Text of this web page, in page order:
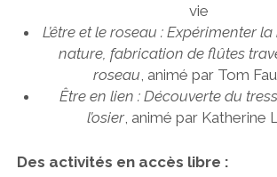
vie
L’être et le roseau : Expérimenter
nature, fabrication de flûtes
roseau, animé par Tom
Être en lien : Découverte du
l’osier, animé par Katherine
Des activités en accès libre :